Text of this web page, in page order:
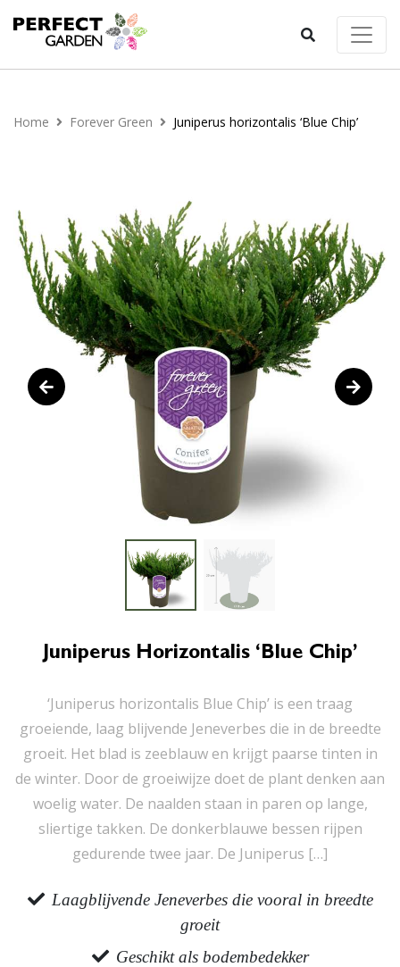
Home Forever Green Juniperus horizontalis ‘Blue Chip’
Juniperus Horizontalis ‘Blue Chip’
‘Juniperus horizontalis Blue Chip’ is een traag
groeiende, laag blijvende Jeneverbes die in de breedte
groeit. Het blad is zeeblauw en krijgt paarse tinten in
de winter. Door de groeiwijze doet de plant denken aan
woelig water. De naalden staan in paren op lange,
sliertige takken. De donkerblauwe bessen rijpen
gedurende twee jaar. De Juniperus […]
Laagblijvende Jeneverbes die vooral in breedte
groeit
Geschikt als bodembedekker